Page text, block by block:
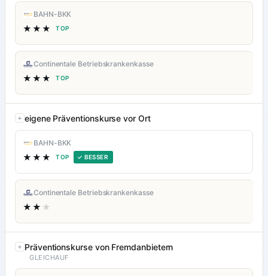
BAHN-BKK
★★★ TOP
Continentale Betriebskrankenkasse
★★★ TOP
eigene Präventionskurse vor Ort
BAHN-BKK
★★★ TOP ✓ BESSER
Continentale Betriebskrankenkasse
★★ ★
Präventionskurse von Fremdanbietern
GLEICHAUF